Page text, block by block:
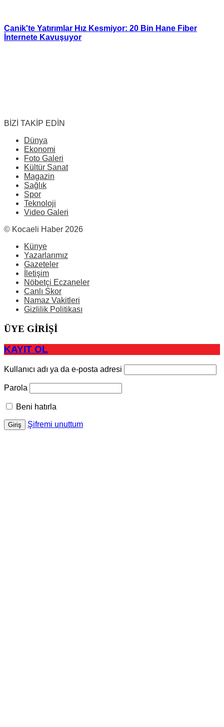
Canik'te Yatırımlar Hız Kesmiyor: 20 Bin Hane Fiber
İnternete Kavuşuyor
BİZİ TAKİP EDİN
Dünya
Ekonomi
Foto Galeri
Kültür Sanat
Magazin
Sağlık
Spor
Teknoloji
Video Galeri
© Kocaeli Haber 2026
Künye
Yazarlarımız
Gazeteler
İletişim
Nöbetçi Eczaneler
Canlı Skor
Namaz Vakitleri
Gizlilik Politikası
ÜYE GİRİŞİ
KAYIT OL
Kullanıcı adı ya da e-posta adresi
Parola
Beni hatırla
Şifremi unuttum